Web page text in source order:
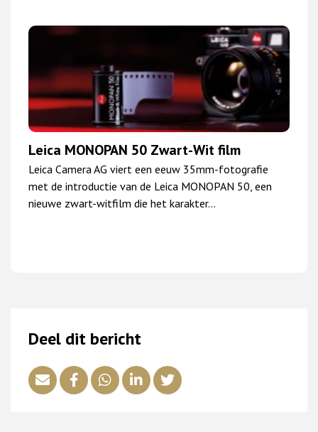
Leica MONOPAN 50 Zwart-Wit film
Leica Camera AG viert een eeuw 35mm-fotografie
met de introductie van de Leica MONOPAN 50, een
nieuwe zwart-witfilm die het karakter…
Deel dit bericht